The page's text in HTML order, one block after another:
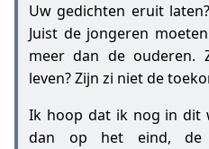
Uw gedichten eruit
Juist de jongeren
meer dan de ouderen.
leven? Zijn zi niet de
Ik hoop dat ik nog in dit
dan op het eind, de